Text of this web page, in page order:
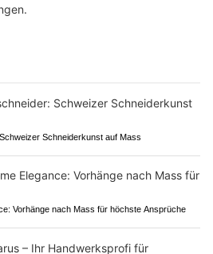
Schneiderkunst auf Mass
Vorhänge nach Mass für höchste Ansprüche